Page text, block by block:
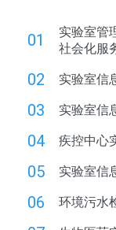
01
实验室管
社会化服
02 实验室信
03 实验室信
04 疾控中心
05 实验室信
06 环境污水